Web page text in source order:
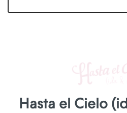
Hasta el Cielo